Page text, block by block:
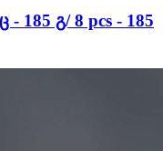
- 185 გ/ 8 pcs - 185